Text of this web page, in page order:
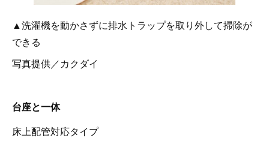
▲洗濯機を動かさずに排水トラップを取り外して掃除が
できる
写真提供／カクダイ
台座と一体
床上配管対応タイプ